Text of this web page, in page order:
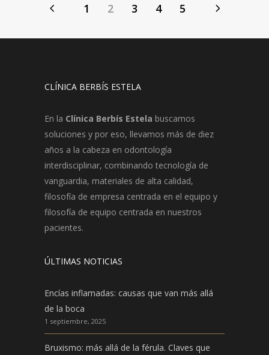
1 2 3 4 5
CLÍNICA BERBÍS ESTELA
En la Clínica Berbís Estela buscamos
soluciones y por eso, llevamos más de diez
años a la cabeza en odontología
interdisciplinar, combinando tecnología de
vanguardia, materiales de alta calidad,
filosofía de empresa centrada en el equipo y
filosofía de equipo centrada en nuestros
pacientes.
ÚLTIMAS NOTICIAS
Encías inflamadas: causas que van más allá
de la boca
1 septiembre, 2025
Bruxismo: más allá de la férula. Claves que